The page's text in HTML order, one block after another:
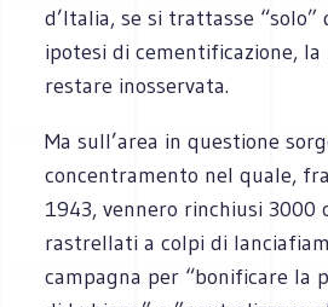
d’Italia, se si trattasse “solo”
ipotesi di cementificazione,
restare inosservata.
Ma sull’area in questione
concentramento nel quale,
1943, vennero rinchiusi 3000
rastrellati a colpi di
campagna per “bonificare la